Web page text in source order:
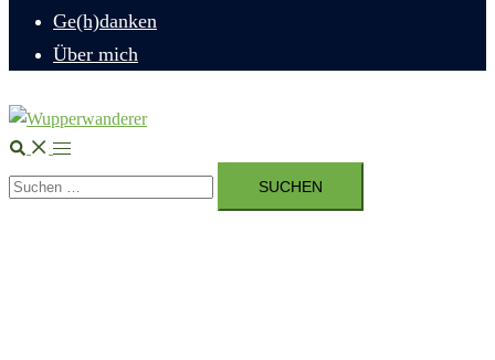
Ge(h)danken
Über mich
Suche Menü
umschalten
Suchen
nach: